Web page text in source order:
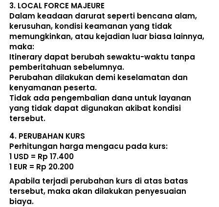
3. LOCAL FORCE MAJEURE
Dalam keadaan darurat seperti bencana alam,
kerusuhan, kondisi keamanan yang tidak
memungkinkan, atau kejadian luar biasa lainnya,
maka:
Itinerary dapat berubah sewaktu-waktu tanpa
pemberitahuan sebelumnya.
Perubahan dilakukan demi keselamatan dan
kenyamanan peserta.
Tidak ada pengembalian dana untuk layanan
yang tidak dapat digunakan akibat kondisi
tersebut.
4. PERUBAHAN KURS
Perhitungan harga mengacu pada kurs:
1 USD = Rp 17.400
1 EUR = Rp 20.200
Apabila terjadi perubahan kurs di atas batas
tersebut, maka akan dilakukan penyesuaian
biaya.